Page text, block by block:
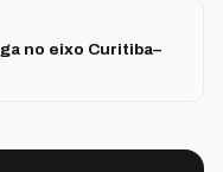
no eixo Curitiba–